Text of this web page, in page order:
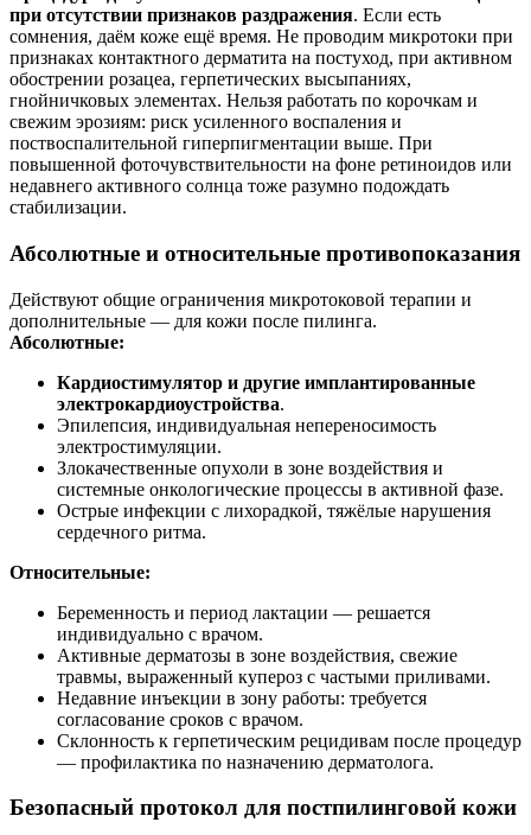
при отсутствии признаков раздражения. Если есть
сомнения, даём коже ещё время. Не проводим микротоки при
признаках контактного дерматита на постуход, при активном
обострении розацеа, герпетических высыпаниях,
гнойничковых элементах. Нельзя работать по корочкам и
свежим эрозиям: риск усиленного воспаления и
поствоспалительной гиперпигментации выше. При
повышенной фоточувствительности на фоне ретиноидов или
недавнего активного солнца тоже разумно подождать
стабилизации.
Абсолютные и относительные противопоказания
Действуют общие ограничения микротоковой терапии и
дополнительные — для кожи после пилинга.
Абсолютные:
Кардиостимулятор и другие имплантированные
электрокардиоустройства.
Эпилепсия, индивидуальная непереносимость
электростимуляции.
Злокачественные опухоли в зоне воздействия и
системные онкологические процессы в активной фазе.
Острые инфекции с лихорадкой, тяжёлые нарушения
сердечного ритма.
Относительные:
Беременность и период лактации — решается
индивидуально с врачом.
Активные дерматозы в зоне воздействия, свежие
травмы, выраженный купероз с частыми приливами.
Недавние инъекции в зону работы: требуется
согласование сроков с врачом.
Склонность к герпетическим рецидивам после процедур
— профилактика по назначению дерматолога.
Безопасный протокол для постпилинговой кожи